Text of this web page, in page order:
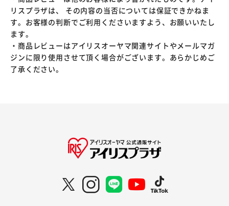
リスプラザは、 その内容の当否については保証できかねま
す。お客様の判断でご利用くださいますよう、お願いいたし
ます。
・商品レビューはアイリスオーヤマ関連サイトやメールマガ
ジンに限り使用させて頂く場合がございます。あらかじめご
了承ください。